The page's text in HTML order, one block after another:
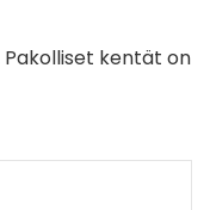
Pakolliset kentät on